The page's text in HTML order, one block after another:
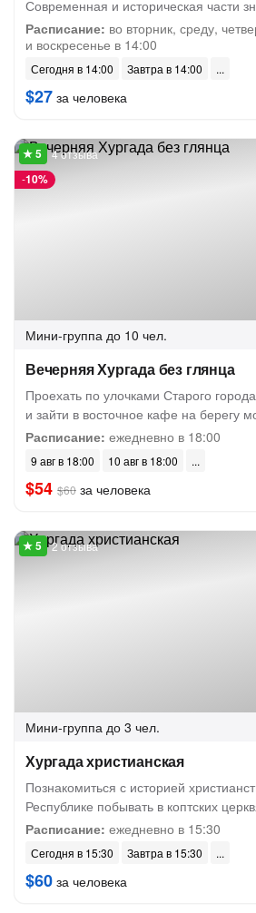
Современная и историческая части
Расписание: во вторник, среду,
и воскресенье в 14:00
Сегодня в 14:00 Завтра в 14:00
$27 за человека
-10%
4 отзыва
Мини-группа до 10 чел.
Вечерняя Хургада без глянца
Проехать по улочками Старого
и зайти в восточное кафе на берегу
Расписание: ежедневно в 18:00
9 авг в 18:00 10 авг в 18:00
$54 $60 за человека
2 отзыва
Мини-группа до 3 чел.
Хургада христианская
Познакомиться с историей
Республике побывать в коптских
Расписание: ежедневно в 15:30
Сегодня в 15:30 Завтра в 15:30
$60 за человека